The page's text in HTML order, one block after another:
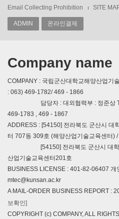
Email Collecting Prohibition
SITE
ADMIN 온라인결제
Company name
COMPANY : 국립군산대학교해양산업기
: 063) 469-1782/ 469 - 1866
담당자 : 대외협력부 : 정준상 TEL
469-1783 , 469 - 1867
ADDRESS : [54150] 전라북도 군산시 대
터 707동 309호 (해양산업기술교육센터) /
[54150] 전라북도 군산시 대학로
산업기술교육센터201호
BUSINESS LICENSE : 401-82-06407
mtec@kunsan.ac.kr
A MAIL-ORDER BUSINESS REPORT :
보확인]
COPYRIGHT (c) COMPANY, ALL